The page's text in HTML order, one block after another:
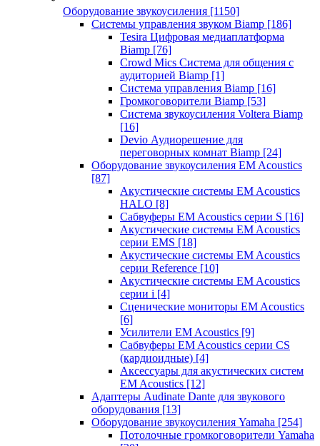
Оборудование звукоусиления [1150]
Системы управления звуком Biamp [186]
Tesira Цифровая медиаплатформа
Biamp [76]
Crowd Mics Система для общения с
аудиторией Biamp [1]
Система управления Biamp [16]
Громкоговорители Biamp [53]
Система звукоусиления Voltera Biamp
[16]
Devio Аудиорешение для
переговорных комнат Biamp [24]
Оборудование звукоусиления EM Acoustics
[87]
Акустические системы EM Acoustics
HALO [8]
Сабвуферы EM Acoustics серии S [16]
Акустические системы EM Acoustics
серии EMS [18]
Акустические системы EM Acoustics
серии Reference [10]
Акустические системы EM Acoustics
серии i [4]
Сценические мониторы EM Acoustics
[6]
Усилители EM Acoustics [9]
Сабвуферы EM Acoustics серии CS
(кардиоидные) [4]
Аксессуары для акустических систем
EM Acoustics [12]
Адаптеры Audinate Dante для звукового
оборудования [13]
Оборудование звукоусиления Yamaha [254]
Потолочные громкоговорители Yamaha